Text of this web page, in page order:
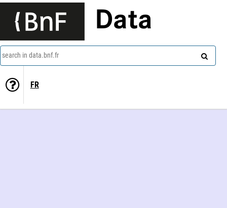
Data
search in data.bnf.fr
FR